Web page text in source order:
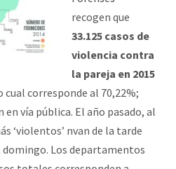
recogen que
33.125 casos de
violencia contra
la pareja en 2015
cual corresponde al 70,22%;
en vía pública. El año pasado, al
‘violentos’ nvan de la tarde
domingo. Los departamentos